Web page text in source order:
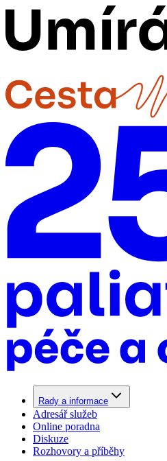
Rady a informace
Adresář služeb
Online poradna
Diskuze
Rozhovory a příběhy